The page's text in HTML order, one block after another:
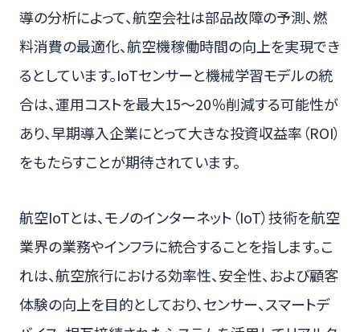
導の分析によって、航空会社は部品故障の予測、燃
料消費の最適化、航空機稼働時間の向上を実現でき
るとしています。IoTセンサーと機械学習モデルの統
合は、運用コストを最大15〜20％削減する可能性が
あり、早期導入企業にとって大きな投資収益率（ROI）
をもたらすことが期待されています。
航空IoTとは、モノのインターネット（IoT）技術を航空
業界の業務やインフラに統合することを指します。こ
れは、航空旅行における効率性、安全性、および顧客
体験の向上を目的としており、センサー、スマートデ